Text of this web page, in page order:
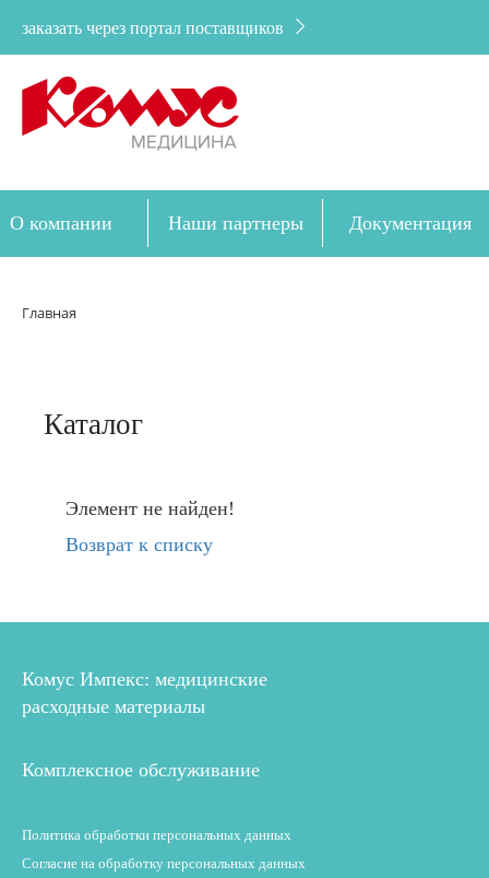
заказать через портал поставщиков
О компании Наши партнеры Документация
Главная
Каталог
Элемент не найден!
Возврат к списку
Комус Импекс: медицинские
расходные материалы
Комплексное обслуживание
Политика обработки персональных данных
Согласие на обработку персональных данных